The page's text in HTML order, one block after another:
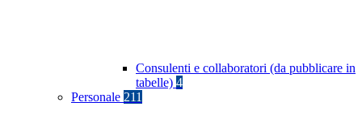
Consulenti e collaboratori (da pubblicare in
tabelle) 4
Personale 211